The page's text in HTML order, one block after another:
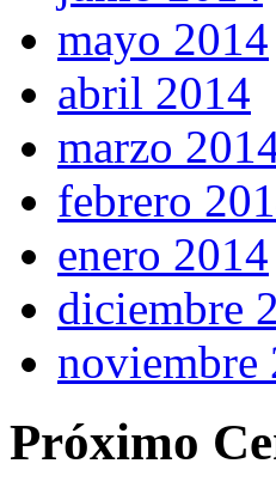
mayo 2014
abril 2014
marzo
febrero
enero 2014
diciembre
noviembre
Próximo